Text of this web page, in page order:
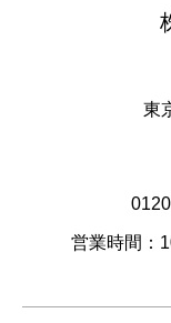
東
営業時間：